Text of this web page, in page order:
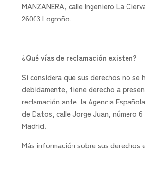
MANZANERA, calle Ingeniero La
26003 Logroño.
¿Qué vías de reclamación existen?
Si considera que sus derechos no se
debidamente, tiene derecho a
reclamación ante la Agencia
de Datos, calle Jorge Juan, número 6
Madrid.
Más información sobre sus derechos